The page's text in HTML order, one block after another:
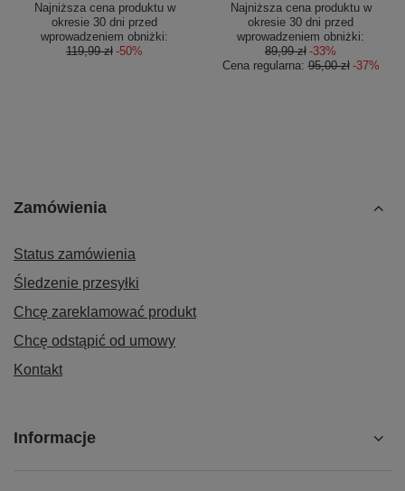
Najniższa cena produktu w
okresie 30 dni przed
wprowadzeniem obniżki:
119,99 zł -50%
Najniższa cena produktu w
okresie 30 dni przed
wprowadzeniem obniżki:
89,99 zł -33%
Cena regularna:95,00 zł -37%
Zamówienia
Status zamówienia
Śledzenie przesyłki
Chcę zareklamować produkt
Chcę odstąpić od umowy
Kontakt
Informacje